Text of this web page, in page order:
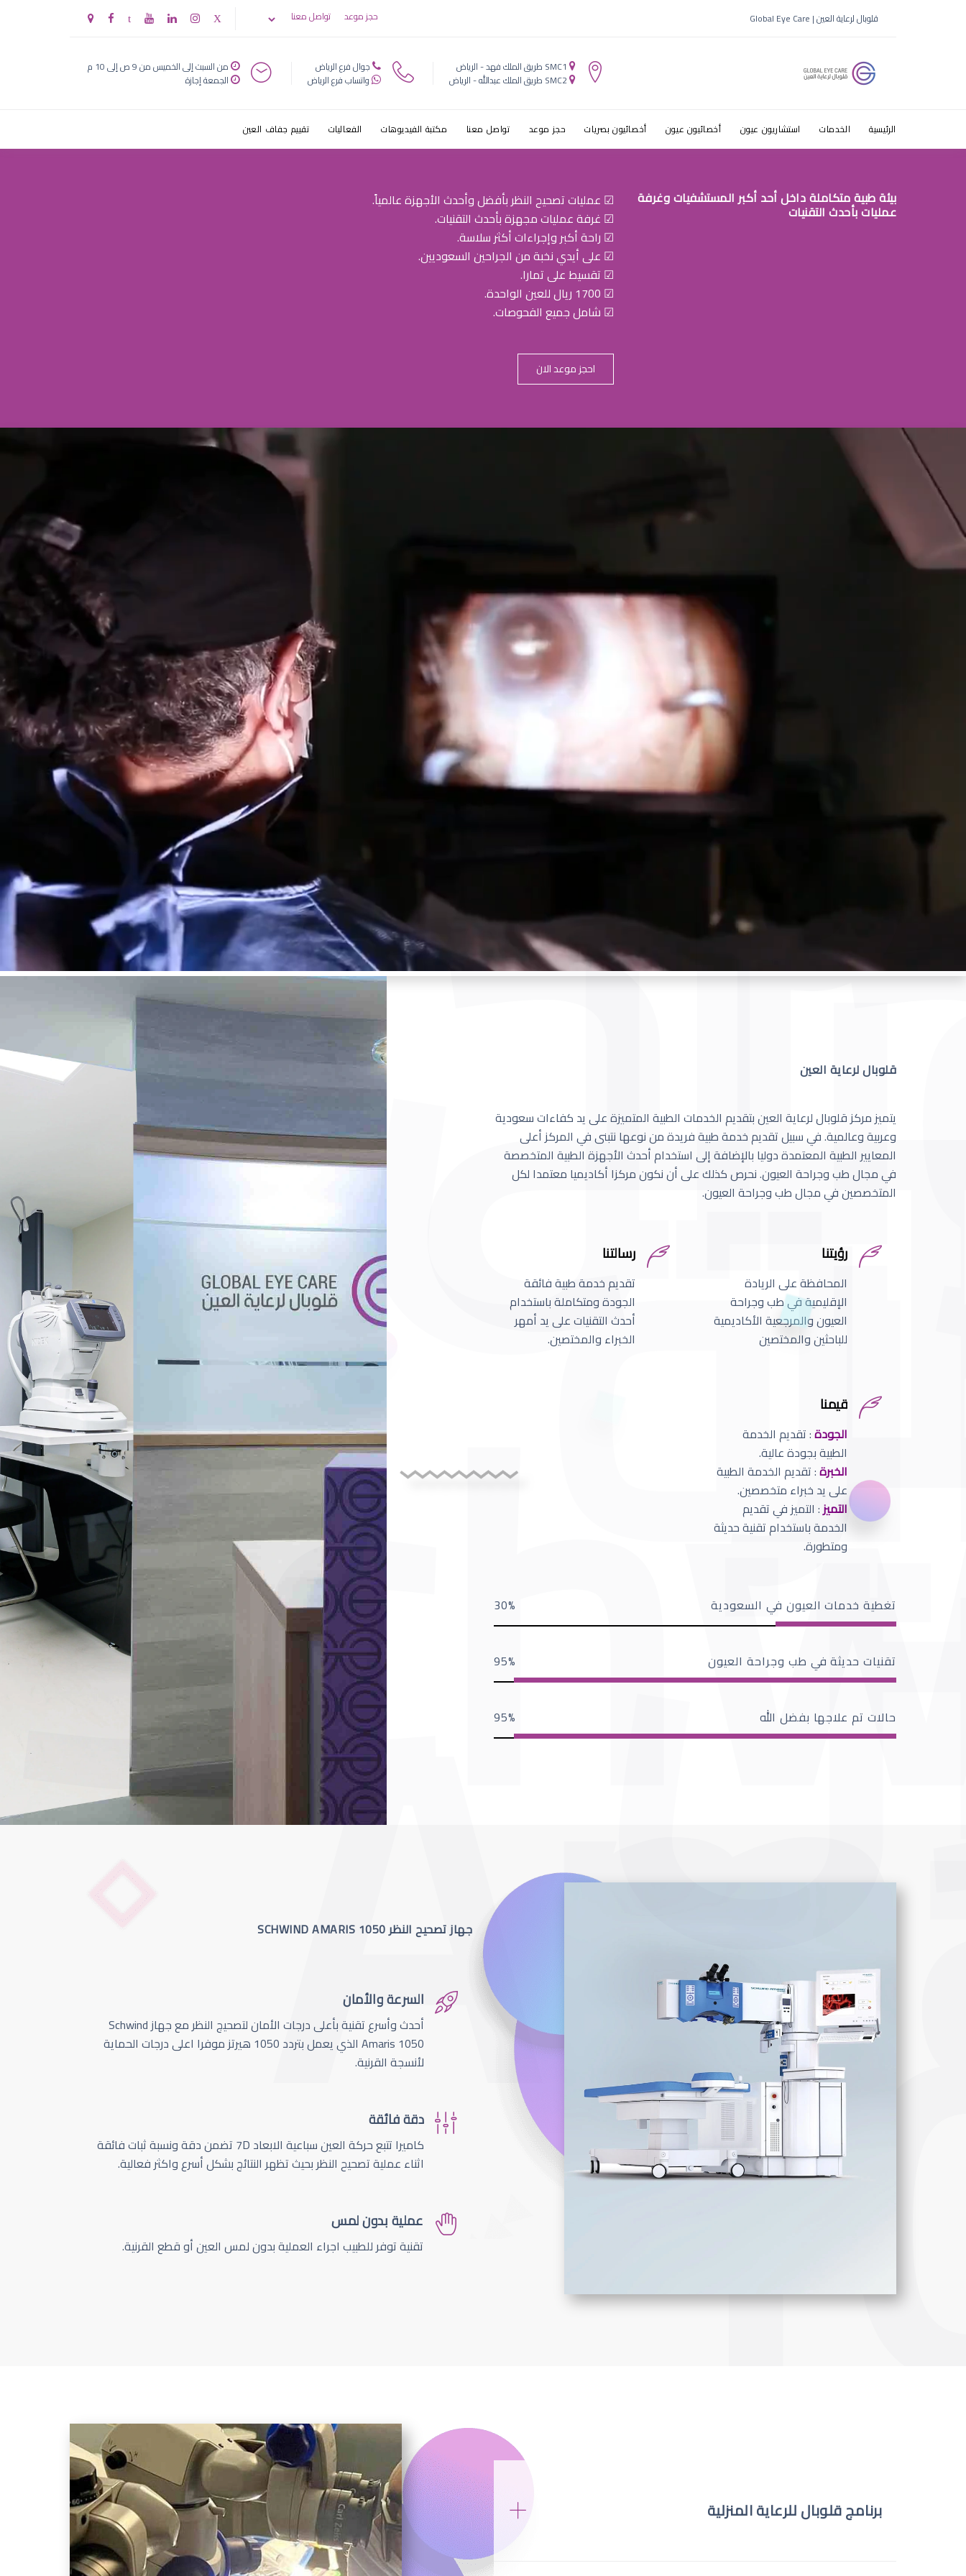
افضل مستوصف عيون في الرياض
قلوبال لرعاية العين | Global Eye Care حجز موعد تواصل معنا
SMC1 طريق الملك فهد - الرياض
SMC2 طريق الملك عبدالله - الرياض
جوال فرع الرياض
واتساب فرع الرياض
من السبت إلى الخميس من 9 ص إلى 10 م
الجمعة إجازة
الرئيسية الخدمات استشاريون عيون أخصائيون عيون أخصائيون بصريات حجز موعد تواصل معنا مكتبة الفيديوهات الفعاليات تقييم جفاف العين
بيئة طبية متكاملة داخل أحد أكبر المستشفيات وغرفة
عمليات بأحدث التقنيات
☑ عمليات تصحيح النظر بأفضل وأحدث الأجهزة عالمياً.
☑ غرفة عمليات مجهزة بأحدث التقنيات.
☑ راحة أكبر وإجراءات أكثر سلاسة.
☑ على أيدي نخبة من الجراحين السعوديين.
☑ تقسيط على تمارا.
☑ 1700 ريال للعين الواحدة.
☑ شامل جميع الفحوصات.
احجز موعد الان
قلوبال لرعاية العين
يتميز مركز قلوبال لرعاية العين بتقديم الخدمات الطبية المتميزة على يد كفاءات سعودية
وعربية وعالمية. في سبيل تقديم خدمة طبية فريدة من نوعها نتبنى في المركز أعلى
المعايير الطبية المعتمدة دوليا بالإضافة إلى استخدام أحدث الأجهزة الطبية المتخصصة
في مجال طب وجراحة العيون. نحرص كذلك على أن نكون مركزا أكاديميا معتمدا لكل
المتخصصين في مجال طب وجراحة العيون.
رؤيتنا
المحافظة على الريادة
الإقليمية في طب وجراحة
العيون والمرجعية الأكاديمية
للباحثين والمختصين
رسالتنا
تقديم خدمة طبية فائقة
الجودة ومتكاملة باستخدام
أحدث التقنيات على يد أمهر
الخبراء والمختصين.
قيمنا
الجودة: تقديم الخدمة
الطبية بجودة عالية.
الخبرة: تقديم الخدمة الطبية
على يد خبراء متخصصين.
التميز: التميز في تقديم
الخدمة باستخدام تقنية حديثة
ومتطورة.
تغطية خدمات العيون في السعودية 30
تقنيات حديثة في طب وجراحة العيون 95
حالات تم علاجها بفضل الله 95
جهاز تصحيح النظر SCHWIND AMARIS 1050
السرعة والأمان
أحدث وأسرع تقنية بأعلى درجات الأمان لتصحيج النظر مع جهاز Schwind
Amaris 1050 الذي يعمل بتردد 1050 هيرتز موفرا اعلى درجات الحماية
لأنسجة القرنية.
دقة فائقة
كاميرا تتبع حركة العين سباعية الابعاد 7D تضمن دقة ونسبة ثبات فائقة
اثناء عملية تصحيح النظر بحيث تظهر النتائج بشكل أسرع واكثر فعالية.
عملية بدون لمس
تقنية توفر للطبيب اجراء العملية بدون لمس العين أو قطع القرنية.
برنامج قلوبال للرعاية المنزلية